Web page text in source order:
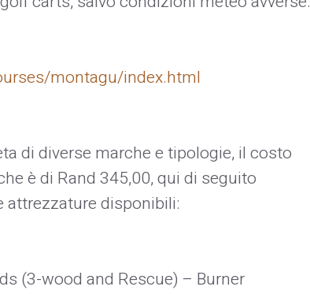
montagu/index.html
di diverse marche e tipologie, il costo
è di Rand 345,00, qui di seguito
attrezzature disponibili:
(3-wood and Rescue) – Burner